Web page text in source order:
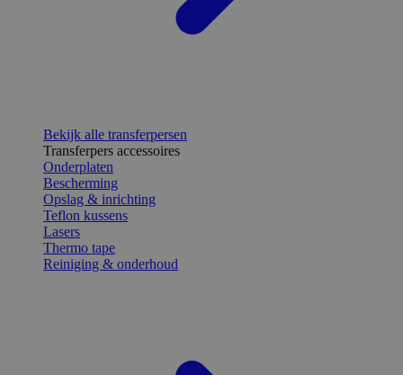
Bekijk alle transferpersen
Transferpers accessoires
Onderplaten
Bescherming
Opslag & inrichting
Teflon kussens
Lasers
Thermo tape
Reiniging & onderhoud